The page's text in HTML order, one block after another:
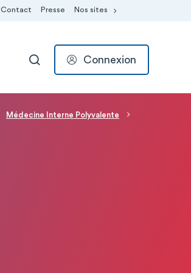
Contact Presse Nos sites
RECHERCHER
Connexion
Médecine Interne Polyvalente